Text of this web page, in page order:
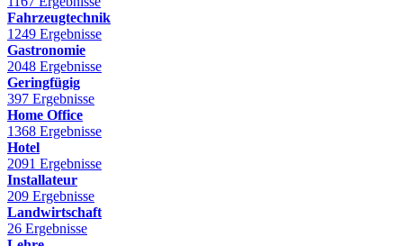
Fahrzeugtechnik
1249 Ergebnisse
Gastronomie
2048 Ergebnisse
Geringfügig
397 Ergebnisse
Home Office
1368 Ergebnisse
Hotel
2091 Ergebnisse
Installateur
209 Ergebnisse
Landwirtschaft
26 Ergebnisse